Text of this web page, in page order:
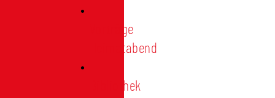
Vorträge
Heimatabend
Bibliothek